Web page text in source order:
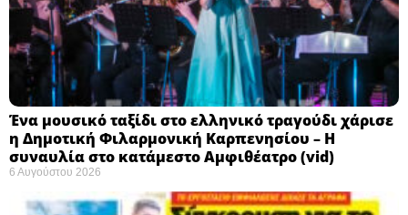
Ένα μουσικό ταξίδι στο ελληνικό τραγούδι χάρισε
η Δημοτική Φιλαρμονική Καρπενησίου – Η
συναυλία στο κατάμεστο Αμφιθέατρο (vid)
6 Αυγούστου 2026